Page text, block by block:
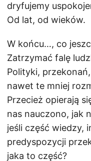
dryfujemy
Od lat, od wieków.
W końcu…, co
Zatrzymać falę
Polityki,
nawet te mniej
Przecież opierają
nas nauczono, jak
jeśli część wiedzy,
predyspozycji
jaka to część?